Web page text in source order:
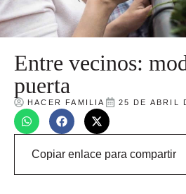
Entre vecinos:
puerta
HACER FAMILIA 25 DE ABRIL
Copiar enlace para compartir